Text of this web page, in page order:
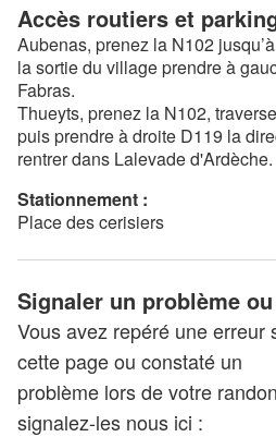
Accès routiers et
Aubenas, prenez la N102
la sortie du village prendre à
Fabras.
Thueyts, prenez la N102,
puis prendre à droite D119 la
rentrer dans Lalevade d'Ardèche.
Stationnement :
Place des cerisiers
Signaler un problème
Vous avez repéré une erreur
cette page ou constaté un
problème lors de votre
signalez-les nous ici :